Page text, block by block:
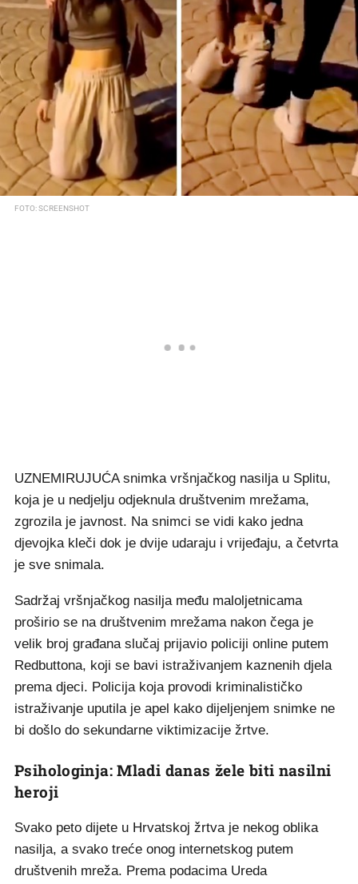
FOTO: SCREENSHOT
UZNEMIRUJUĆA snimka vršnjačkog nasilja u Splitu,
koja je u nedjelju odjeknula društvenim mrežama,
zgrozila je javnost. Na snimci se vidi kako jedna
djevojka kleči dok je dvije udaraju i vrijeđaju, a četvrta
je sve snimala.
Sadržaj vršnjačkog nasilja među maloljetnicama
proširio se na društvenim mrežama nakon čega je
velik broj građana slučaj prijavio policiji online putem
Redbuttona, koji se bavi istraživanjem kaznenih djela
prema djeci. Policija koja provodi kriminalističko
istraživanje uputila je apel kako dijeljenjem snimke ne
bi došlo do sekundarne viktimizacije žrtve.
Psihologinja: Mladi danas žele biti nasilni
heroji
Svako peto dijete u Hrvatskoj žrtva je nekog oblika
nasilja, a svako treće onog internetskog putem
društvenih mreža. Prema podacima Ureda